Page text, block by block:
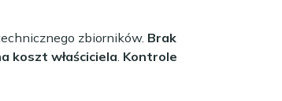
zbiorników. Brak
koszt właściciela Kontrole